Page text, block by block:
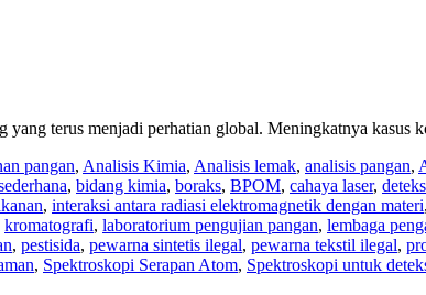
yang terus menjadi perhatian global. Meningkatnya kasus
pangan, Analisis Kimia, Analisis lemak, analisis pangan,
, bidang kimia, boraks, BPOM, cahaya laser,
, interaksi antara radiasi elektromagnetik dengan materi,
kromatografi, laboratorium pengujian pangan, lembaga
, pestisida, pewarna sintetis ilegal, pewarna tekstil ilegal,
, Spektroskopi Serapan Atom, Spektroskopi untuk